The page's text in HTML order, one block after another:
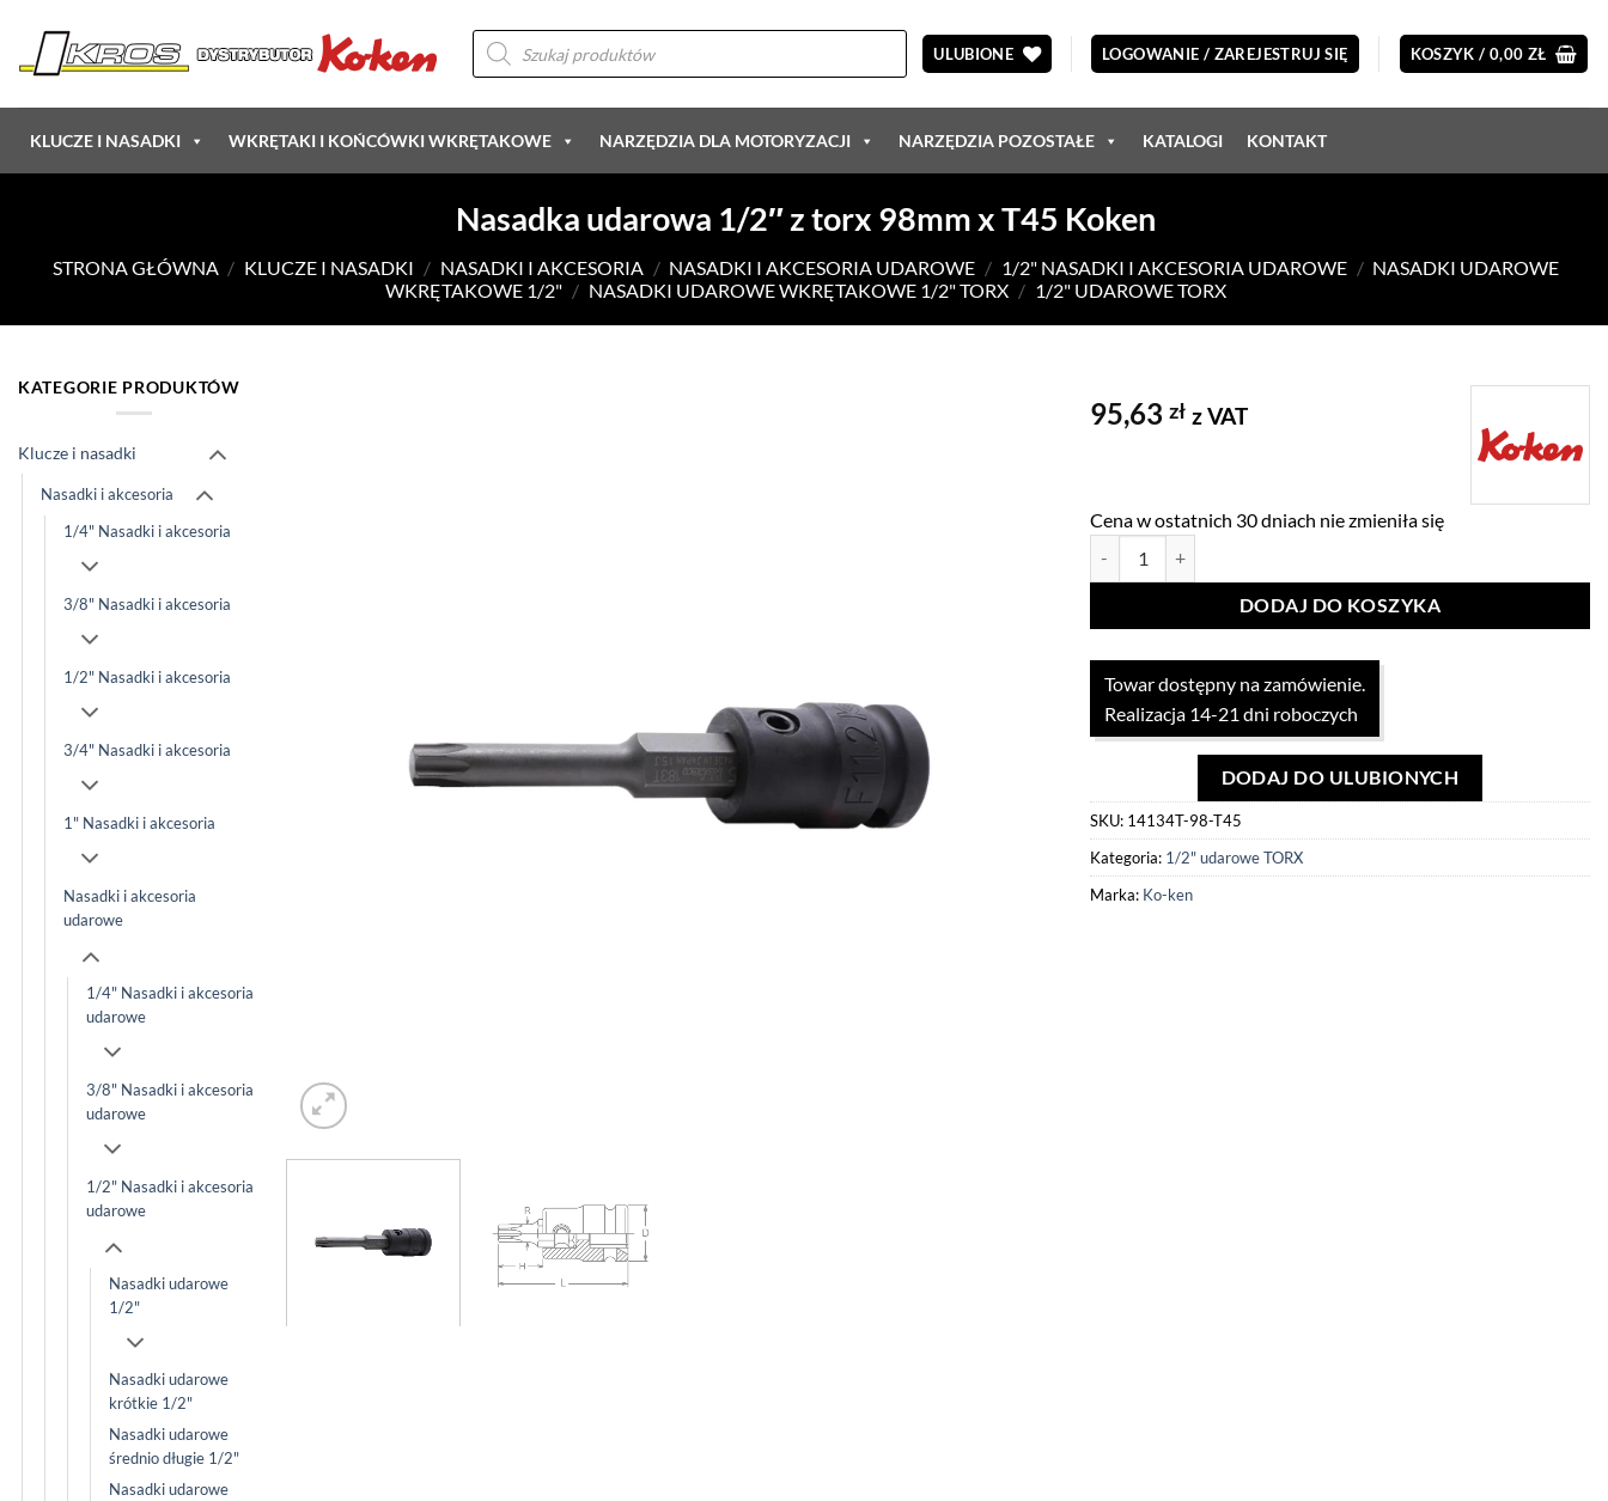
zawartości
Wyszukiwarka
produktów
ULUBIONE LOGOWANIE / ZAREJESTRUJ SIĘ KOSZYK / 0,00 ZŁ
KLUCZE I NASADKI WKRĘTAKI I KOŃCÓWKI WKRĘTAKOWE NARZĘDZIA DLA MOTORYZACJI NARZĘDZIA POZOSTAŁE KATALOGI KONTAKT
Nasadka udarowa 1/2″ z torx 98mm x T45 Koken
STRONA GŁÓWNA / KLUCZE I NASADKI / NASADKI I AKCESORIA / NASADKI I AKCESORIA UDAROWE / 1/2" NASADKI I AKCESORIA UDAROWE / NASADKI UDAROWE
WKRĘTAKOWE 1/2" / NASADKI UDAROWE WKRĘTAKOWE 1/2" TORX / 1/2" UDAROWE TORX
KATEGORIE PRODUKTÓW
Klucze i nasadki
Nasadki i akcesoria
1/4" Nasadki i akcesoria
3/8" Nasadki i akcesoria
1/2" Nasadki i akcesoria
3/4" Nasadki i akcesoria
1" Nasadki i akcesoria
Nasadki i akcesoria
udarowe
1/4" Nasadki i akcesoria
udarowe
3/8" Nasadki i akcesoria
udarowe
1/2" Nasadki i akcesoria
udarowe
Nasadki udarowe
1/2"
Nasadki udarowe
krótkie 1/2"
Nasadki udarowe
średnio długie 1/2"
Nasadki udarowe
95,63 zł z VAT
Cena w ostatnich 30 dniach nie zmieniła się
DODAJ DO KOSZYKA
Towar dostępny na zamówienie.
Realizacja 14-21 dni roboczych
DODAJ DO ULUBIONYCH
SKU: 14134T-98-T45
Kategoria: 1/2" udarowe TORX
Marka: Ko-ken